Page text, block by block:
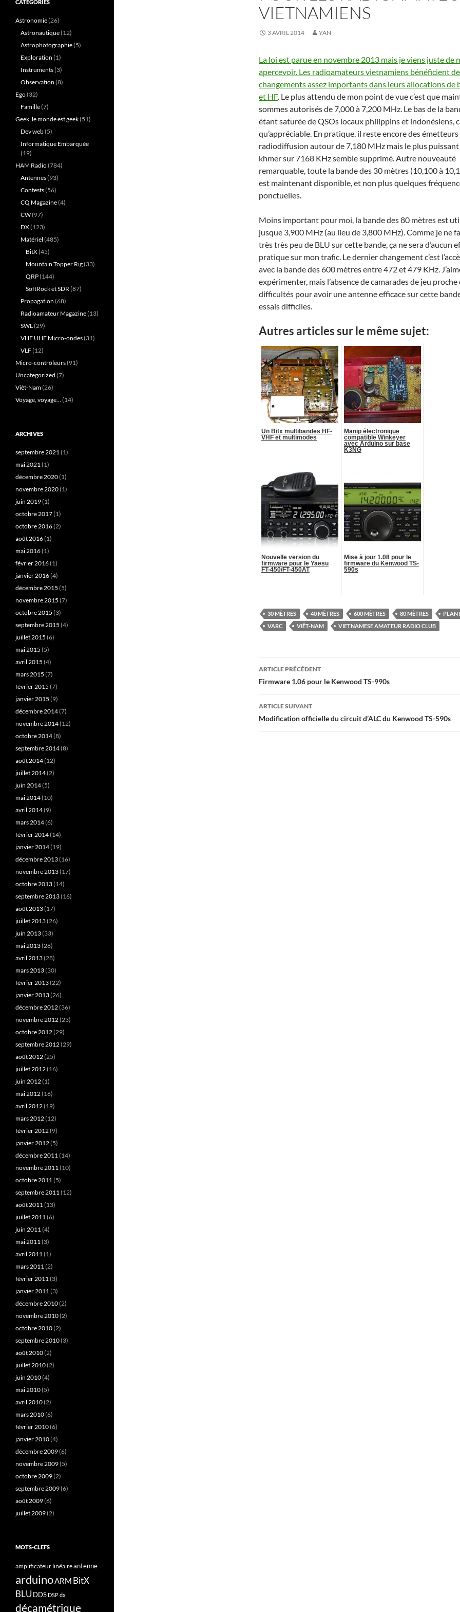
VIETNAMIENS
3 AVRIL 2014 YAN
La loi est parue en novembre 2013 mais je viens juste de
apercevoir. Les radioamateurs vietnamiens bénéficient de
changements assez importants dans leurs allocations de
et HF. Le plus attendu de mon point de vue c’est que
sommes autorisés de 7,000 à 7,200 MHz. Le bas de la
étant saturée de QSOs locaux philippins et indonésiens,
qu’appréciable. En pratique, il reste encore des émetteurs
radiodiffusion autour de 7,180 MHz mais le plus puissant
khmer sur 7168 KHz semble supprimé. Autre nouveauté
remarquable, toute la bande des 30 mètres (10,100 à
est maintenant disponible, et non plus quelques
ponctuelles.
Moins important pour moi, la bande des 80 mètres est
jusque 3,900 MHz (au lieu de 3,800 MHz). Comme je ne
très très peu de BLU sur cette bande, ça ne sera d’aucun
pratique sur mon trafic. Le dernier changement c’est
avec la bande des 600 mètres entre 472 et 479 KHz.
expérimenter, mais l’absence de camarades de jeu proche
difficultés pour avoir une antenne efficace sur cette
essais difficiles.
Autres articles sur le même sujet:
Un Bitx multibandes HF-
VHF et multimodes
Manip électronique
compatible Winkeyer
avec Arduino sur base
K3NG
Nouvelle version du
firmware pour le Yaesu
FT-450/FT-450AT
Mise à jour 1.08 pour le
firmware du Kenwood TS-
590s
30 MÈTRES 40 MÈTRES 600 MÈTRES 80 MÈTRES
PLAN
VARC
VIÊT-NAM VIETNAMESE AMATEUR RADIO CLUB
Navigation
des
articles
ARTICLE PRÉCÉDENT
Firmware 1.06 pour le Kenwood TS-990s
ARTICLE SUIVANT
Modification officielle du circuit d’ALC du Kenwood TS-590s
CATÉGORIES
Astronomie(26)
Astronautique(12)
Astrophotographie(5)
Exploration (1)
Instruments(3)
Observation (8)
Ego(32)
Famille(7)
Geek, le monde est geek(51)
Dev web(5)
Informatique Embarquée
(19)
HAM Radio(784)
Antennes(93)
Contests(56)
CQ Magazine(4)
CW(97)
DX(123)
Matériel (485)
BitX(45)
Mountain Topper Rig(33)
QRP(144)
SoftRock et SDR(87)
Propagation (68)
Radioamateur Magazine(13)
SWL(29)
VHF UHF Micro-ondes(31)
VLF(12)
Micro-contrôleurs(91)
Uncategorized (7)
Viêt-Nam(26)
Voyage, voyage…(14)
ARCHIVES
septembre 2021(1)
mai 2021(1)
décembre 2020(1)
novembre 2020(1)
juin 2019(1)
octobre 2017(1)
octobre 2016(2)
août 2016(1)
mai 2016(1)
février 2016(1)
janvier 2016(4)
décembre 2015 (5)
novembre 2015 (7)
octobre 2015 (3)
septembre 2015 (4)
juillet 2015 (6)
mai 2015 (5)
avril 2015 (4)
mars 2015 (7)
février 2015 (7)
janvier 2015 (9)
décembre 2014(7)
novembre 2014(12)
octobre 2014(8)
septembre 2014(8)
août 2014(12)
juillet 2014(2)
juin 2014(5)
mai 2014(10)
avril 2014(9)
mars 2014(6)
février 2014(14)
janvier 2014(19)
décembre 2013(16)
novembre 2013(17)
octobre 2013(14)
septembre 2013(16)
août 2013(17)
juillet 2013(26)
juin 2013(33)
mai 2013(28)
avril 2013(28)
mars 2013(30)
février 2013(22)
janvier 2013(26)
décembre 2012(36)
novembre 2012(23)
octobre 2012(29)
septembre 2012(29)
août 2012(25)
juillet 2012(16)
juin 2012(1)
mai 2012(16)
avril 2012(19)
mars 2012(12)
février 2012(9)
janvier 2012(5)
décembre 2011(14)
novembre 2011(10)
octobre 2011(5)
septembre 2011(12)
août 2011(13)
juillet 2011(6)
juin 2011(4)
mai 2011(3)
avril 2011(1)
mars 2011(2)
février 2011(3)
janvier 2011(3)
décembre 2010(2)
novembre 2010(2)
octobre 2010(2)
septembre 2010(3)
août 2010(2)
juillet 2010(2)
juin 2010(4)
mai 2010(5)
avril 2010(2)
mars 2010(6)
février 2010(6)
janvier 2010(4)
décembre 2009(6)
novembre 2009(5)
octobre 2009(2)
septembre 2009(6)
août 2009(6)
juillet 2009(2)
MOTS-CLEFS
amplificateur linéaireantenne
arduinoARM BitX
BLU DDS DSPdx
décamétrique